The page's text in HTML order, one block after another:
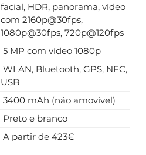
facial, HDR, panorama, vídeo
com 2160p@30fps,
1080p@30fps, 720p@120fps
5 MP com vídeo 1080p
WLAN, Bluetooth, GPS, NFC,
USB
3400 mAh (não amovível)
Preto e branco
A partir de 423€